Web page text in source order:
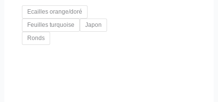
Ecailles orange/doré
Feuilles turquoise
Japon
Ronds
sur
la
page
du